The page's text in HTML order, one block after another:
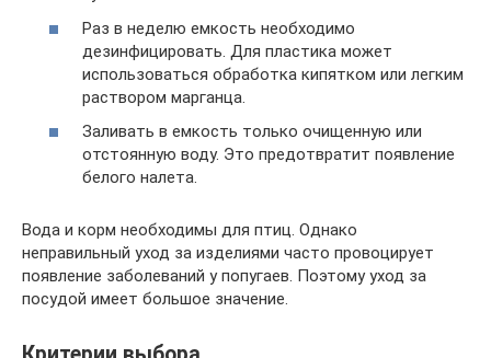
Раз в неделю емкость необходимо
дезинфицировать. Для пластика может
использоваться обработка кипятком или легким
раствором марганца.
Заливать в емкость только очищенную или
отстоянную воду. Это предотвратит появление
белого налета.
Вода и корм необходимы для птиц. Однако
неправильный уход за изделиями часто провоцирует
появление заболеваний у попугаев. Поэтому уход за
посудой имеет большое значение.